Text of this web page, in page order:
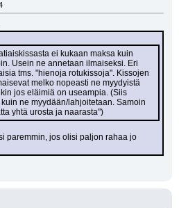
ei kukaan maksa kuin
Usein ne annetaan ilmaiseksi. Eri
tms. "hienoja rotukissoja". Kissojen
melko nopeasti ne myydyistä
jos eläimiä on useampia. (Siis
ne myydään/lahjoitetaan. Samoin
yhtä urosta ja naarasta")
paremmin, jos olisi paljon rahaa jo